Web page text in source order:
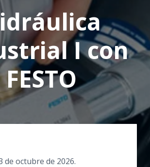
I con
FESTO
de octubre de 2026.